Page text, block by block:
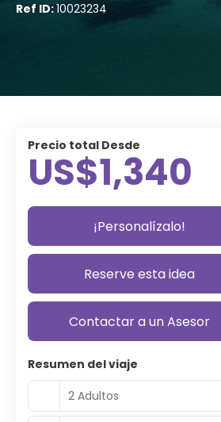
Ref ID:10023234
Precio total Desde
US$1,340
¡Personalízalo!
Reserve esta idea
Contactar a un Asesor
Resumen del viaje
2 Adultos